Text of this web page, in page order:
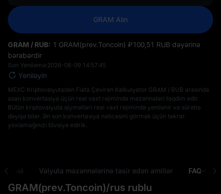
GRAM Alın
GRAM / RUB: 1 GRAM(prev.Toncoin) ₽‎100,51 RUB dəyərinə
bərabərdir
Son Yeniləmə:2026-08-09 14:57:45
Yeniləyin
MEXC Kriptovalyutadan Fiata Çevirən Kalkulyator GRAM / RUB arasında
asan konvertasiya üçün real vaxt rejimində məzənnələri təqdim edir.
Bütün kriptovalyuta qiymətləri real vaxt rejimində yenilənir və sürətlə
dəyişə bilər. Ən son konvertasiya nəticəsini görmək üçün təkrar
yoxlamağınızı tövsiyə edirik.
Valyuta məzənnələrinə təsir edən amillər FAQ-lar
GRAM(prev.Toncoin)/rus rublu